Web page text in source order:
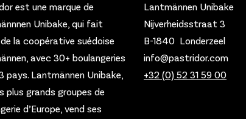
est une marque de
Unibake, qui fait
la coopérative suédoise
avec 30+ boulangeries
pays. Lantmännen Unibake,
plus grands groupes de
d’Europe, vend ses
Lantmännen Unibake
Nijverheidsstraat 3
B-1840 Londerzeel
info@pastridor.com
+32 (0) 52 31 59 00